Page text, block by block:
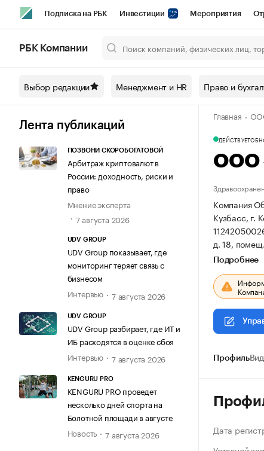
Подписка на РБК Инвестиции Мероприятия
Спецпроекты СПб Конференции СПб Спецпроекты
Технологии и медиа Рынок наличной
РБК Компании
Выбор редакции Менеджмент и HR Право и
Лента публикаций
ПОЗВОНИ СКОРОБОГАТОВОЙ
Арбитраж криптовалют в
России: доходность, риски и
право
Мнение эксперта
7 августа 2026
UDV GROUP
UDV Group показывает, где
мониторинг теряет связь с
бизнесом
Интервью
7 августа 2026
UDV GROUP
UDV Group разбирает, где ИТ и
ИБ расходятся в оценке сбоя
Интервью
7 августа 2026
KENGURU PRO
KENGURU PRO проведет
несколько дней спорта на
Болотной площади в августе
Новость
7 августа 2026
Главная
ДЕЙСТВУЕТ
ООО
Компания
Кузбасс, г.
д. 18,
Подробнее
Профиль
Дата